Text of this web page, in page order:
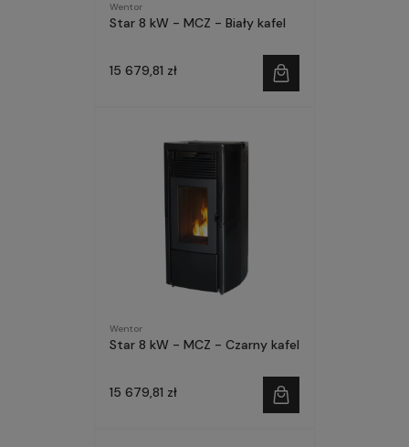
Wentor
Star 8 kW - MCZ - Biały kafel
15 679,81 zł
Wentor
Star 8 kW - MCZ - Czarny kafel
15 679,81 zł